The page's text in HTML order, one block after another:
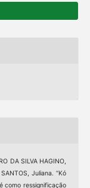
DA SILVA HAGINO,
Juliana. “Kó
como ressignificação